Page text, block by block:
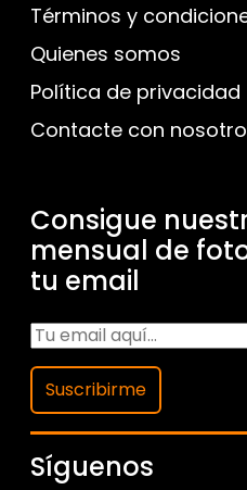
Términos y
Quienes somos
Política de privacidad
Contacte con
Consigue
mensual de
tu email
Suscribirme
Síguenos